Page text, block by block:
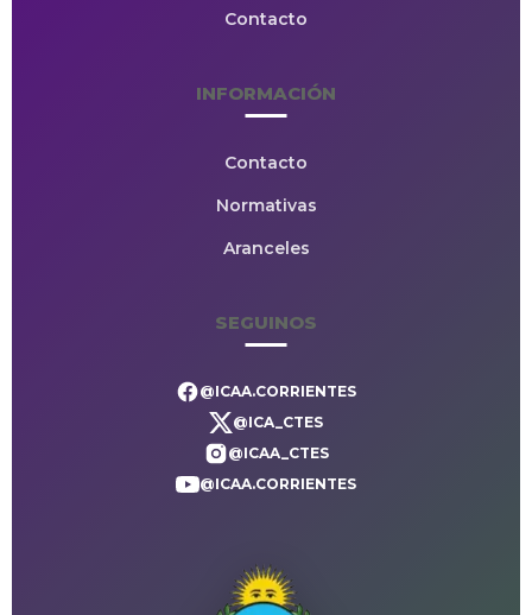
Contacto
INFORMACIÓN
Contacto
Normativas
Aranceles
SEGUINOS
@ICAA.CORRIENTES
@ICA_CTES
@ICAA_CTES
@ICAA.CORRIENTES